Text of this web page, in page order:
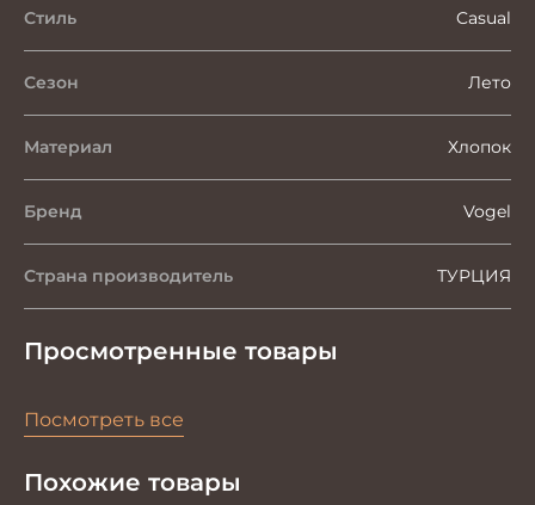
Стиль Casual
Сезон Лето
Материал Хлопок
Бренд Vogel
Страна производитель ТУРЦИЯ
Просмотренные товары
Посмотреть все
Похожие товары